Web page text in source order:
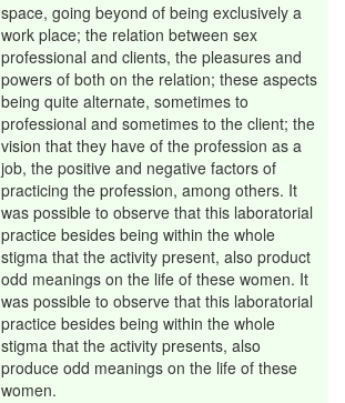
space, going beyond of being exclusively a
work place; the relation between sex
professional and clients, the pleasures and
powers of both on the relation; these aspects
being quite alternate, sometimes to
professional and sometimes to the client; the
vision that they have of the profession as a
job, the positive and negative factors of
practicing the profession, among others. It
was possible to observe that this laboratorial
practice besides being within the whole
stigma that the activity present, also product
odd meanings on the life of these women. It
was possible to observe that this laboratorial
practice besides being within the whole
stigma that the activity presents, also
produce odd meanings on the life of these
women.